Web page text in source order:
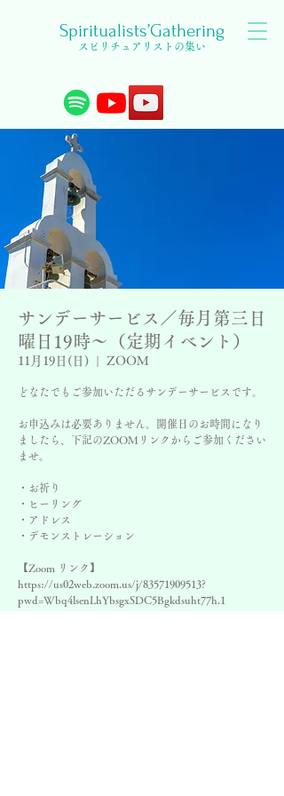
Spiritualists’Gathering
スピリチュアリストの集い
サンデーサービス／毎月第三日
曜日19時〜（定期イベント）
11月19日(日) ZOOM
どなたでもご参加いただるサンデーサービスです。
お申込みは必要ありません。開催日のお時間になり
ましたら、下記のZOOMリンクからご参加ください
ませ。
・お祈り
・ヒーリング
・アドレス
・デモンストレーション
【Zoom リンク】
https://us02web.zoom.us/j/83571909513?
pwd=Wbq4lsenLhYbsgxSDC5Bgkdsuht77h.1